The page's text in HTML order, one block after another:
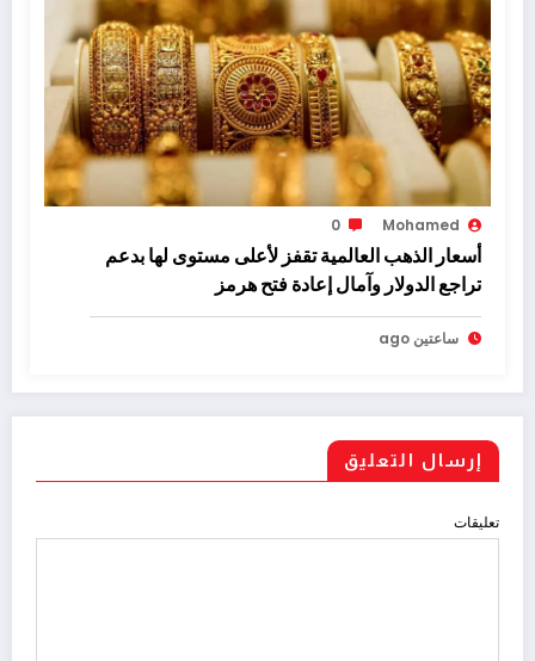
Mohamed
0
أسعار الذهب العالمية تقفز لأعلى مستوى لها بدعم
تراجع الدولار وآمال إعادة فتح هرمز
ساعتين ago
إرسال التعليق
تعليقات